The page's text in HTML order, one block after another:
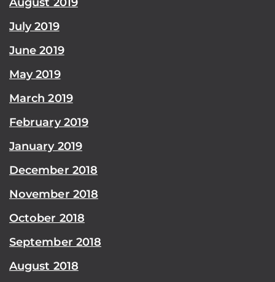
July 2019
June 2019
May 2019
March 2019
February 2019
January 2019
December 2018
November 2018
October 2018
September 2018
August 2018